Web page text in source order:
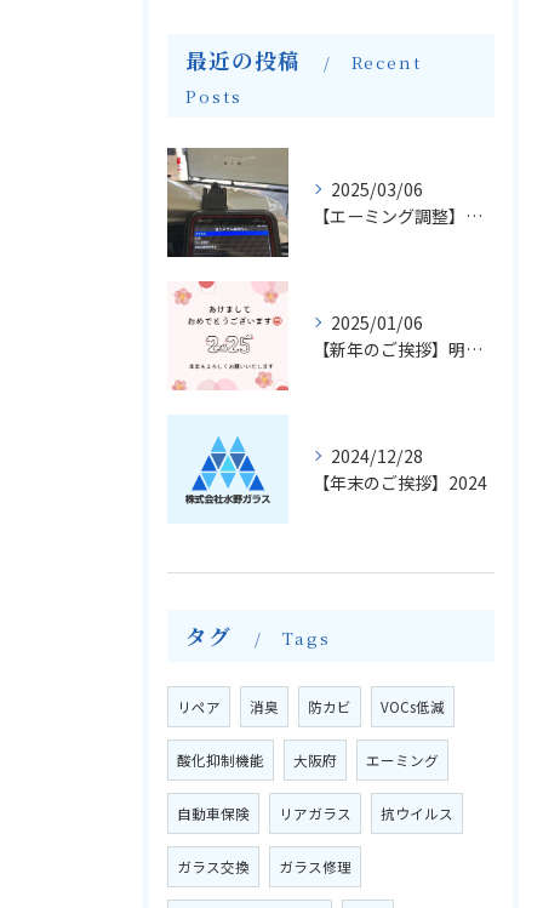
最近の投稿
Recent
Posts
2025/03/06
【エーミング調整】輸入車のフロントガラス交換とエーミングについて
2025/01/06
【新年のご挨拶】明けましておめでとうございます
2024/12/28
【年末のご挨拶】2024
タグ Tags
リペア 消臭 防カビ VOCs低減
酸化抑制機能 大阪府 エーミング
自動車保険 リアガラス 抗ウイルス
ガラス交換 ガラス修理